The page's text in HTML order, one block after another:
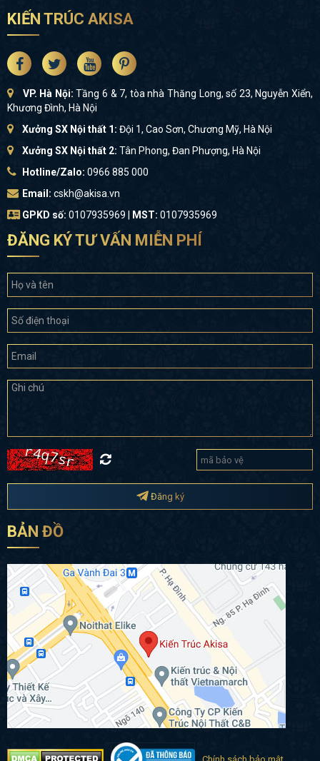
KIẾN TRÚC AKISA
VP. Hà Nội:Tầng 6 & 7, tòa nhà Thăng Long, số 23, Nguyễn Xiển,
Khương Đình, Hà Nội
Xưởng SX Nội thất 1: Đội 1, Cao Sơn, Chương Mỹ, Hà Nội
Xưởng SX Nội thất 2: Tân Phong, Đan Phượng, Hà Nội
Hotline/Zalo: 0966 885 000
Email: cskh@akisa.vn
GPKD số: 0107935969 | MST: 0107935969
ĐĂNG KÝ TƯ VẤN MIỄN PHÍ
Đăng ký
BẢN ĐỒ